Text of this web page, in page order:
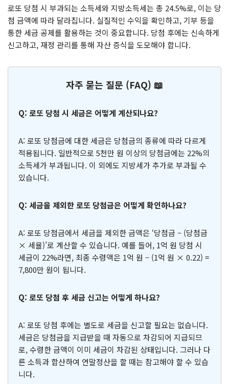
로또 당첨 시 부과되는 소득세와 지방소득세는 총 24.5%로, 이는 당
첨 금액에 따라 달라집니다. 실질적인 수익을 확인하고, 기부 등을
통한 세금 공제를 활용하는 것이 중요합니다. 당첨 후에는 신속하게
신고하고, 재정 관리를 통해 자산 증식을 도모해야 합니다.
자주 묻는 질문 (FAQ) 📖
Q: 로또 당첨 시 세금은 어떻게 계산되나요?
A: 로또 당첨금에 대한 세금은 당첨금의 종류에 따라 다르게
적용됩니다. 일반적으로 5천만 원 이상의 당첨금에는 22%의
소득세가 부과됩니다. 이 외에도 지방세가 추가로 부과될 수
있습니다.
Q: 세금을 제외한 로또 당첨금은 어떻게 확인하나요?
A: 로또 당첨금에서 세금을 제외한 금액은 ‘당첨금 – (당첨금
× 세율)’로 계산할 수 있습니다. 예를 들어, 1억 원 당첨 시
세금이 22%라면, 최종 수령액은 1억 원 – (1억 원 × 0.22) =
7,800만 원이 됩니다.
Q: 로또 당첨 후 세금 신고는 어떻게 하나요?
A: 로또 당첨 후에는 별도로 세금을 신고할 필요는 없습니다.
세금은 당첨금을 지급받을 때 자동으로 차감되어 지급되므
로, 수령한 금액이 이미 세금이 차감된 상태입니다. 그러나 다
른 소득과 합산하여 연말정산을 할 때는 참고해야 할 수 있습
니다.